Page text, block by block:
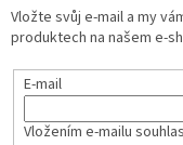
Vložte svůj e-mail a my
produktech na našem e-
E-mail
Vložením e-mailu